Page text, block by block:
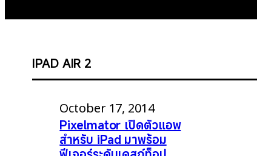
IPAD AIR 2
October 17, 2014
Pixelmator เปิดตัวแอพ
สำหรับ iPad มาพร้อม